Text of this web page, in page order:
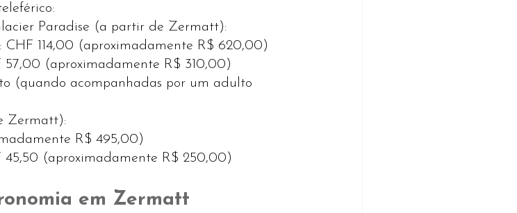
Paradise (a partir de Zermatt):
CHF 114,00 (aproximadamente R$ 620,00)
57,00 (aproximadamente R$ 310,00)
(quando acompanhadas por um adulto
Zermatt):
R$ 495,00)
45,50 (aproximadamente R$ 250,00)
em Zermatt